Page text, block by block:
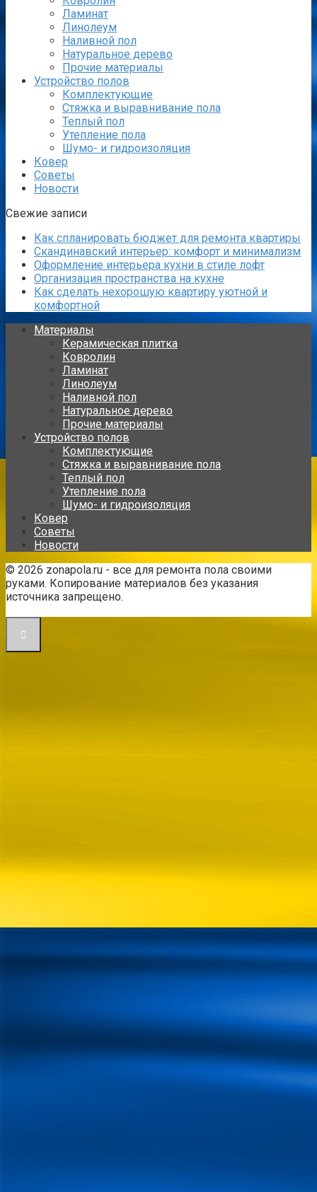
Ламинат
Линолеум
Наливной пол
Натуральное дерево
Прочие материалы
Устройство полов
Комплектующие
Стяжка и выравнивание пола
Теплый пол
Утепление пола
Шумо- и гидроизоляция
Ковер
Советы
Новости
Свежие записи
Как спланировать бюджет для ремонта квартиры
Скандинавский интерьер: комфорт и минимализм
Оформление интерьера кухни в стиле лофт
Организация пространства на кухне
Как сделать нехорошую квартиру уютной и
комфортной
Материалы
Керамическая плитка
Ковролин
Ламинат
Линолеум
Наливной пол
Натуральное дерево
Прочие материалы
Устройство полов
Комплектующие
Стяжка и выравнивание пола
Теплый пол
Утепление пола
Шумо- и гидроизоляция
Ковер
Советы
Новости
© 2026 zonapola.ru - все для ремонта пола своими
руками. Копирование материалов без указания
источника запрещено.